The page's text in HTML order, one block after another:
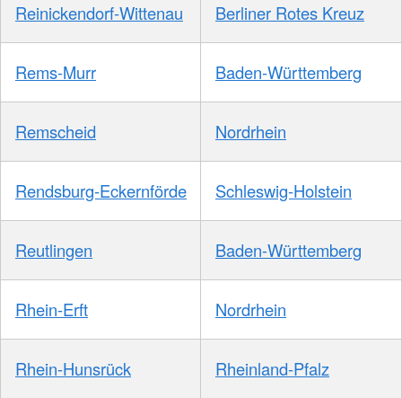
Reinickendorf-Wittenau Berliner Rotes Kreuz
Rems-Murr Baden-Württemberg
Remscheid Nordrhein
Rendsburg-Eckernförde Schleswig-Holstein
Reutlingen Baden-Württemberg
Rhein-Erft Nordrhein
Rhein-Hunsrück Rheinland-Pfalz